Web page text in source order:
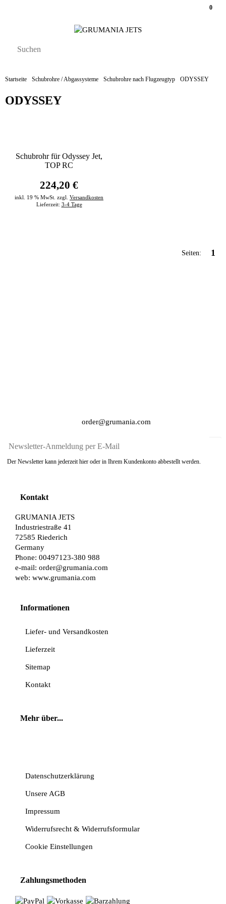
0
Startseite Schubrohre / Abgassysteme Schubrohre nach Flugzeugtyp ODYSSEY
ODYSSEY
Schubrohr für Odyssey Jet,
TOP RC
224,20 €
inkl. 19 % MwSt. zzgl. Versandkosten
Lieferzeit: 3-4 Tage
Seiten: 1
order@grumania.com
Der Newsletter kann jederzeit hier oder in Ihrem Kundenkonto abbestellt werden.
Kontakt
GRUMANIA JETS
Industriestraße 41
72585 Riederich
Germany
Phone: 00497123-380 988
e-mail: order@grumania.com
web: www.grumania.com
Informationen
Liefer- und Versandkosten
Lieferzeit
Sitemap
Kontakt
Mehr über...
Datenschutzerklärung
Unsere AGB
Impressum
Widerrufsrecht & Widerrufsformular
Cookie Einstellungen
Zahlungsmethoden